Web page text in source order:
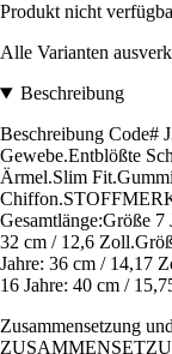
Produkt nicht
Alle Varianten
Beschreibung
Beschreibung Code#
Gewebe.Entblößte
Ärmel.Slim
Gesamtlänge:Größe 7
32 cm / 12,6
Jahre: 36 cm / 14,17
16 Jahre: 40 cm /
Zusammensetzung